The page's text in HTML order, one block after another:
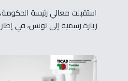
زيارة رسمية إلى تونس، في إطار فعاليات ندوة